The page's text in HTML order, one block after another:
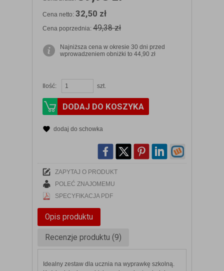
Cena netto: 32,50 zł
Cena poprzednia: 49,38 zł
Najniższa cena w okresie 30 dni przed
wprowadzeniem obniżki to 44,90 zł
Ilość: szt.
DODAJ DO KOSZYKA
dodaj do schowka
ZAPYTAJ O PRODUKT
POLEĆ ZNAJOMEMU
SPECYFIKACJA PDF
Opis produktu
Recenzje produktu (9)
Idealny zestaw dla ucznia na wyprawkę szkolną.